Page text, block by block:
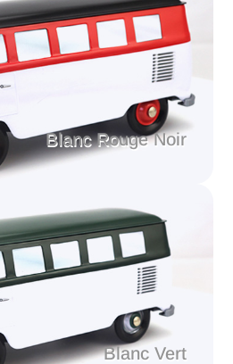
Blanc Rouge Noir
Blanc Vert